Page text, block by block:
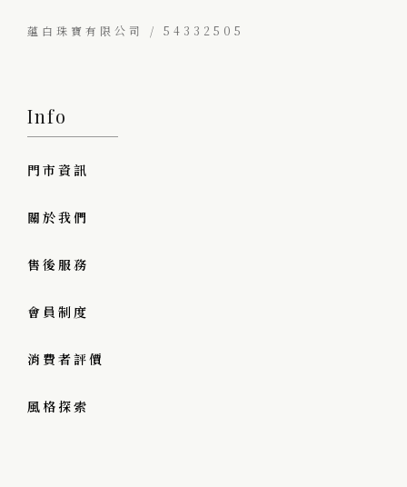
蘊白珠寶有限公司 / 54332505
Info
門市資訊
關於我們
售後服務
會員制度
消費者評價
風格探索